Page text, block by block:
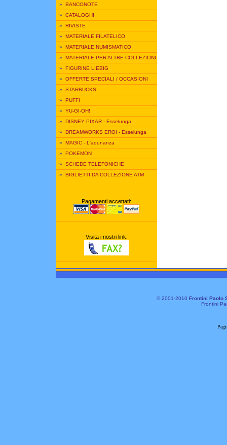
» BANCONOTE
» CATALOGHI
» RIVISTE
» MATERIALE FILATELICO
» MATERIALE NUMISMATICO
» MATERIALE PER ALTRE COLLEZIONI
» FIGURINE LIEBIG
» OFFERTE SPECIALI / OCCASIONI
» STARBUCKS
» PUFFI
» YU-GI-OH!
» DISNEY PIXAR - Esselunga
» DREAMWORKS EROI - Esselunga
» MAGIC - L'adunanza
» POKEMON
» SCHEDE TELEFONICHE
» BIGLIETTI DA COLLEZIONE ATM
Pagamenti accettati:
Visita i nostri link:
© 2001-2010 Frontini Paolo
Frontini